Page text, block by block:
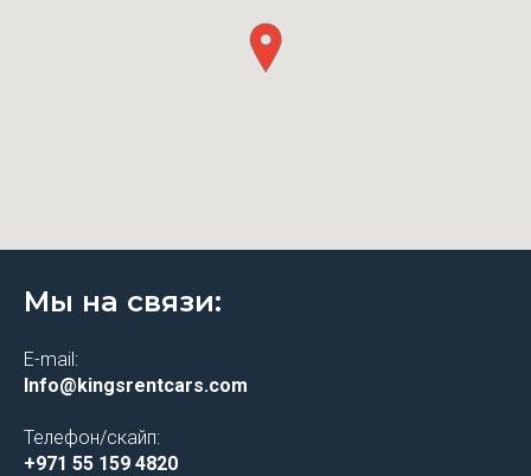
Мы на связи:
E-mail:
Info@kingsrentcars.com
Телефон/скайп:
+971 55 159 4820